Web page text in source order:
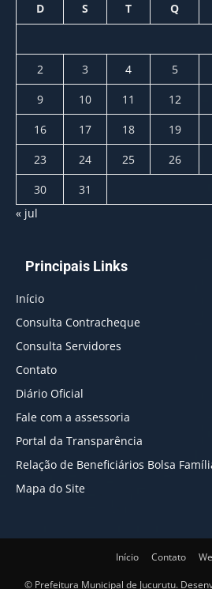
D S T Q
2
3 4 5
9
10 11 12
16
17 18 19
23
24 25 26
30
31
« jul
Principais Links
Início
Consulta Contracheque
Consulta Servidores
Contato
Diário Oficial
Fale com a assessoria
Portal da Transparência
Relação de Beneficiários Bolsa
Mapa do Site
Início Contato
© Prefeitura Municipal de Jucurutu.